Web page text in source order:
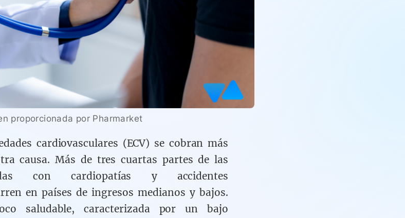
proporcionada por Pharmarket
cardiovasculares (ECV) se cobran más
causa. Más de tres cuartas partes de las
con cardiopatías y accidentes
en países de ingresos medianos y bajos.
saludable, caracterizada por un bajo